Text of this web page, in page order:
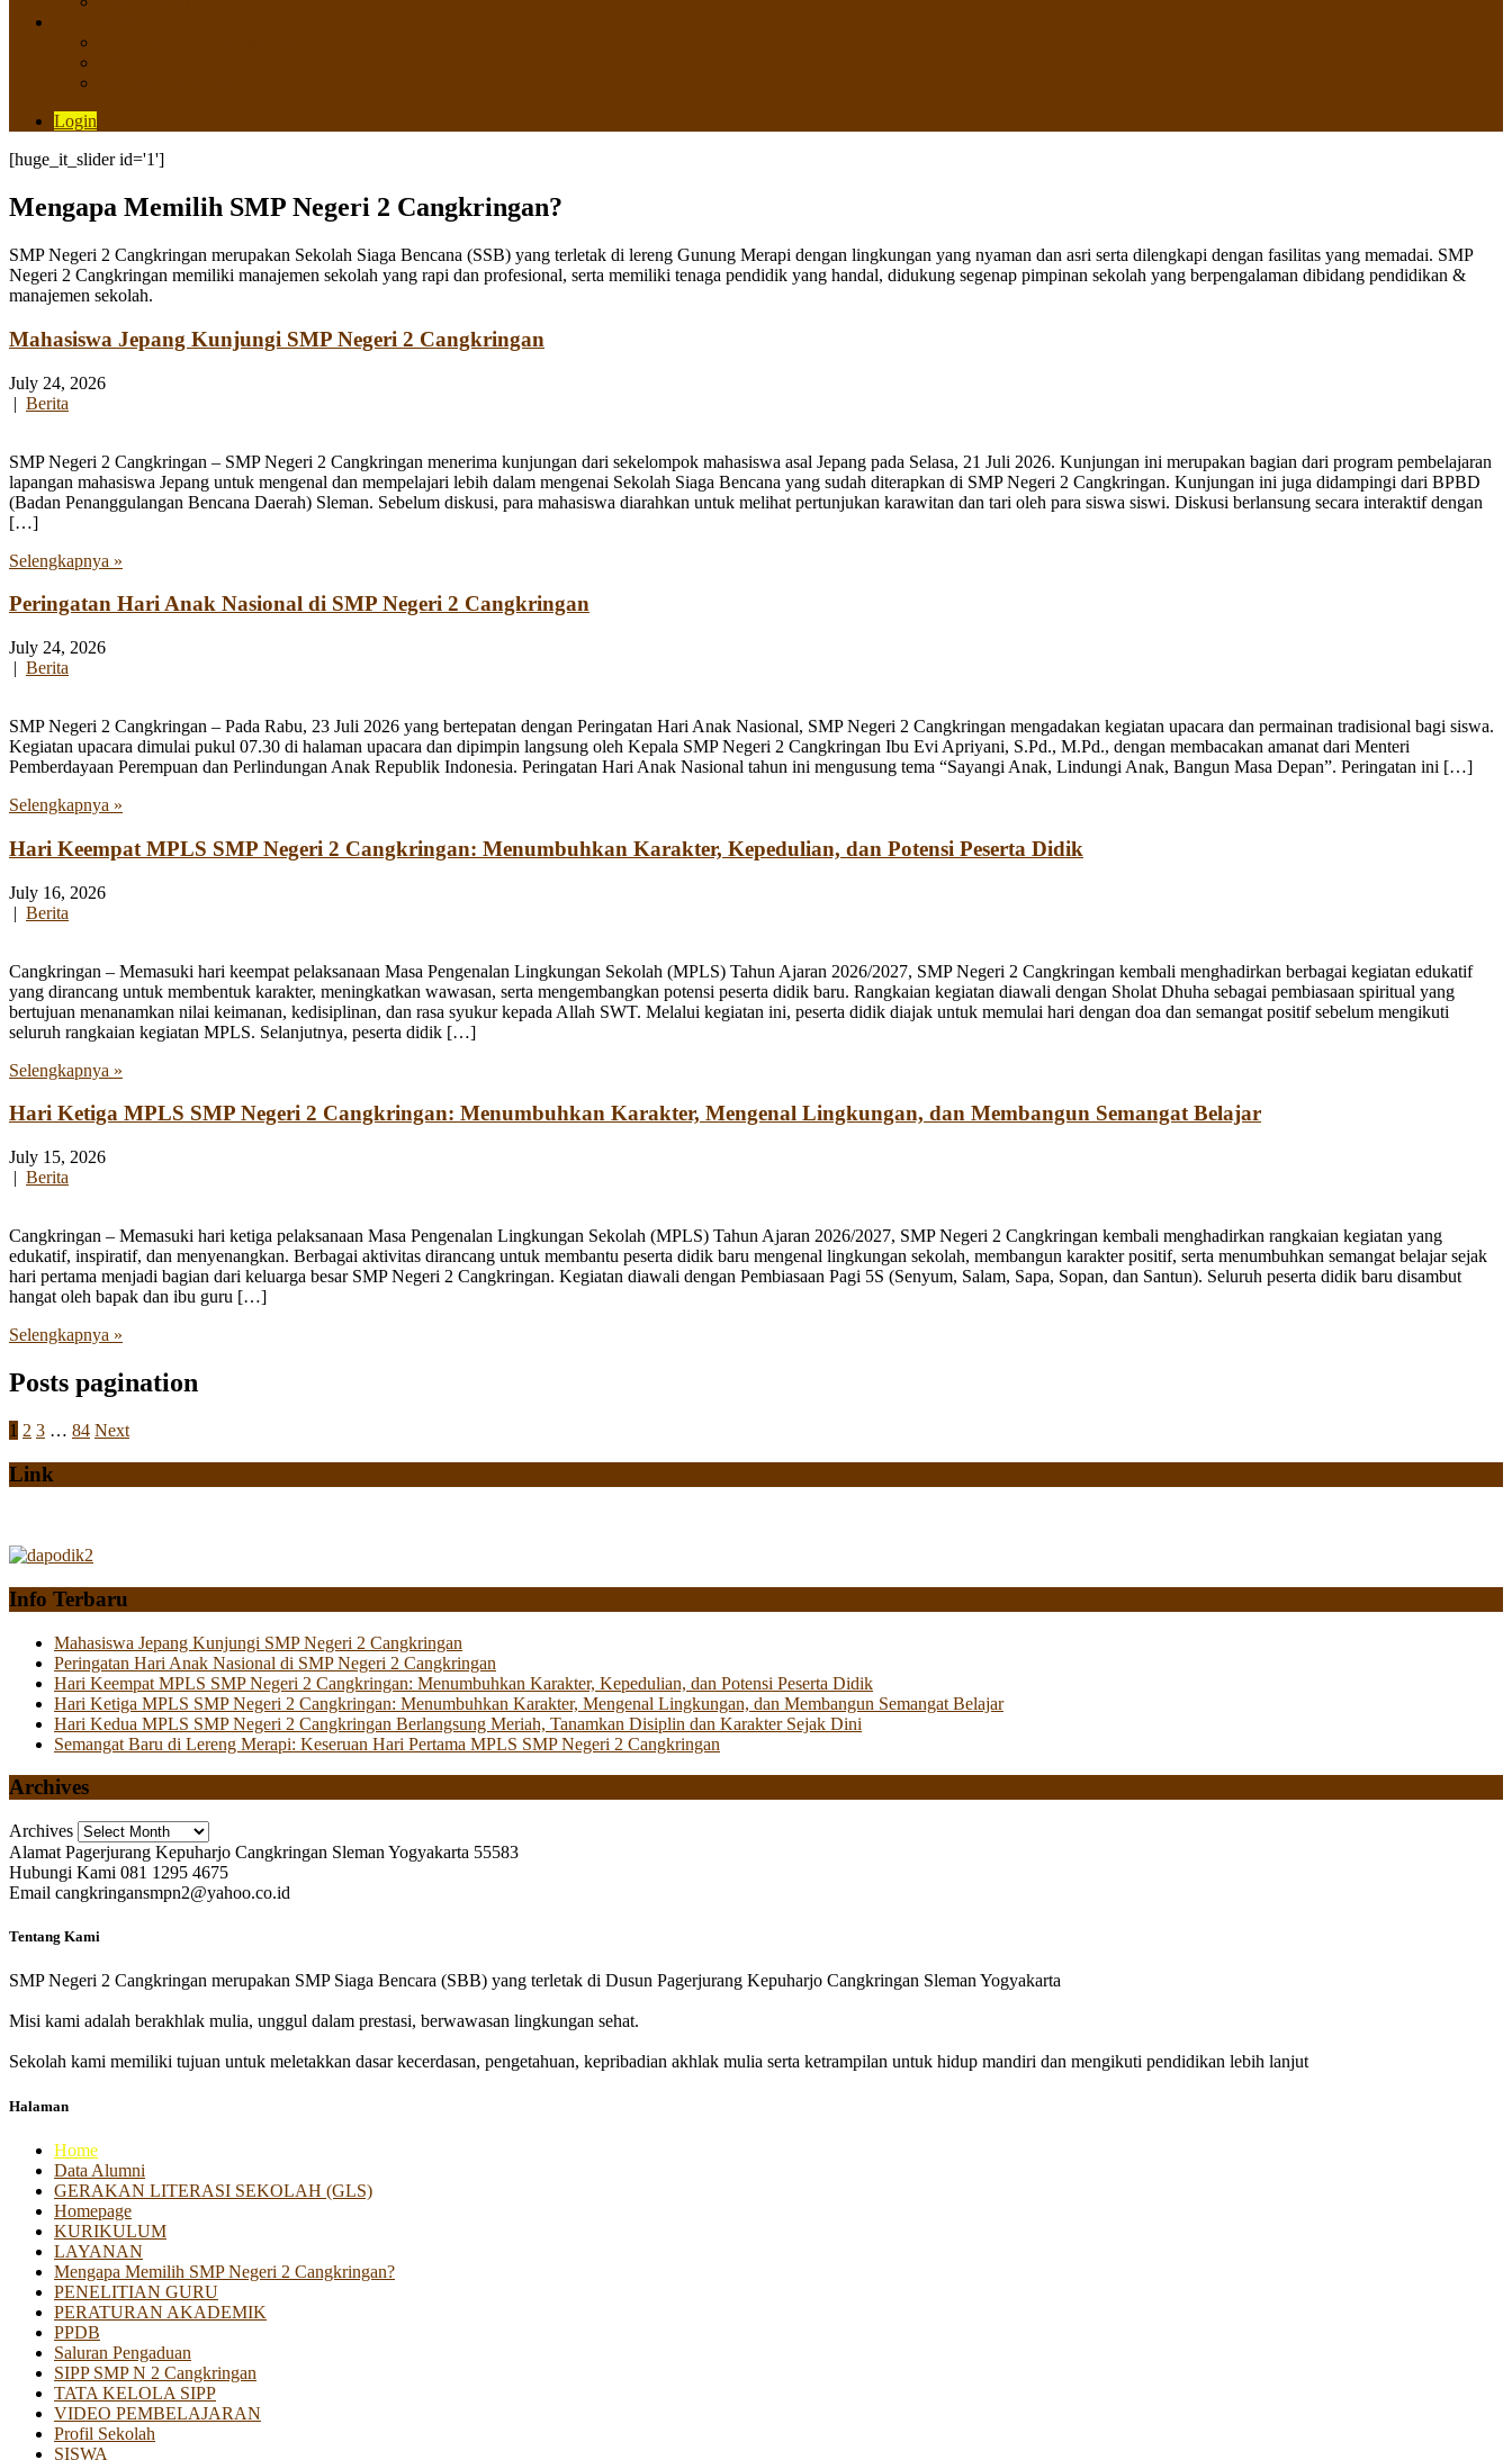
Login
[huge_it_slider id='1']
Mengapa Memilih SMP Negeri 2 Cangkringan?
SMP Negeri 2 Cangkringan merupakan Sekolah Siaga Bencana (SSB) yang terletak di lereng Gunung Merapi dengan lingkungan yang nyaman dan asri serta dilengkapi dengan fasilitas yang memadai. SMP
Negeri 2 Cangkringan memiliki manajemen sekolah yang rapi dan profesional, serta memiliki tenaga pendidik yang handal, didukung segenap pimpinan sekolah yang berpengalaman dibidang pendidikan &
manajemen sekolah.
Mahasiswa Jepang Kunjungi SMP Negeri 2 Cangkringan
July 24, 2026
| Berita
SMP Negeri 2 Cangkringan – SMP Negeri 2 Cangkringan menerima kunjungan dari sekelompok mahasiswa asal Jepang pada Selasa, 21 Juli 2026. Kunjungan ini merupakan bagian dari program pembelajaran
lapangan mahasiswa Jepang untuk mengenal dan mempelajari lebih dalam mengenai Sekolah Siaga Bencana yang sudah diterapkan di SMP Negeri 2 Cangkringan. Kunjungan ini juga didampingi dari BPBD
(Badan Penanggulangan Bencana Daerah) Sleman. Sebelum diskusi, para mahasiswa diarahkan untuk melihat pertunjukan karawitan dan tari oleh para siswa siswi. Diskusi berlansung secara interaktif dengan
[…]
Selengkapnya »
Peringatan Hari Anak Nasional di SMP Negeri 2 Cangkringan
July 24, 2026
| Berita
SMP Negeri 2 Cangkringan – Pada Rabu, 23 Juli 2026 yang bertepatan dengan Peringatan Hari Anak Nasional, SMP Negeri 2 Cangkringan mengadakan kegiatan upacara dan permainan tradisional bagi siswa.
Kegiatan upacara dimulai pukul 07.30 di halaman upacara dan dipimpin langsung oleh Kepala SMP Negeri 2 Cangkringan Ibu Evi Apriyani, S.Pd., M.Pd., dengan membacakan amanat dari Menteri
Pemberdayaan Perempuan dan Perlindungan Anak Republik Indonesia. Peringatan Hari Anak Nasional tahun ini mengusung tema “Sayangi Anak, Lindungi Anak, Bangun Masa Depan”. Peringatan ini […]
Selengkapnya »
Hari Keempat MPLS SMP Negeri 2 Cangkringan: Menumbuhkan Karakter, Kepedulian, dan Potensi Peserta Didik
July 16, 2026
| Berita
Cangkringan – Memasuki hari keempat pelaksanaan Masa Pengenalan Lingkungan Sekolah (MPLS) Tahun Ajaran 2026/2027, SMP Negeri 2 Cangkringan kembali menghadirkan berbagai kegiatan edukatif
yang dirancang untuk membentuk karakter, meningkatkan wawasan, serta mengembangkan potensi peserta didik baru. Rangkaian kegiatan diawali dengan Sholat Dhuha sebagai pembiasaan spiritual yang
bertujuan menanamkan nilai keimanan, kedisiplinan, dan rasa syukur kepada Allah SWT. Melalui kegiatan ini, peserta didik diajak untuk memulai hari dengan doa dan semangat positif sebelum mengikuti
seluruh rangkaian kegiatan MPLS. Selanjutnya, peserta didik […]
Selengkapnya »
Hari Ketiga MPLS SMP Negeri 2 Cangkringan: Menumbuhkan Karakter, Mengenal Lingkungan, dan Membangun Semangat Belajar
July 15, 2026
| Berita
Cangkringan – Memasuki hari ketiga pelaksanaan Masa Pengenalan Lingkungan Sekolah (MPLS) Tahun Ajaran 2026/2027, SMP Negeri 2 Cangkringan kembali menghadirkan rangkaian kegiatan yang
edukatif, inspiratif, dan menyenangkan. Berbagai aktivitas dirancang untuk membantu peserta didik baru mengenal lingkungan sekolah, membangun karakter positif, serta menumbuhkan semangat belajar sejak
hari pertama menjadi bagian dari keluarga besar SMP Negeri 2 Cangkringan. Kegiatan diawali dengan Pembiasaan Pagi 5S (Senyum, Salam, Sapa, Sopan, dan Santun). Seluruh peserta didik baru disambut
hangat oleh bapak dan ibu guru […]
Selengkapnya »
Posts pagination
1 2 3 … 84 Next
Link
Info Terbaru
Mahasiswa Jepang Kunjungi SMP Negeri 2 Cangkringan
Peringatan Hari Anak Nasional di SMP Negeri 2 Cangkringan
Hari Keempat MPLS SMP Negeri 2 Cangkringan: Menumbuhkan Karakter, Kepedulian, dan Potensi Peserta Didik
Hari Ketiga MPLS SMP Negeri 2 Cangkringan: Menumbuhkan Karakter, Mengenal Lingkungan, dan Membangun Semangat Belajar
Hari Kedua MPLS SMP Negeri 2 Cangkringan Berlangsung Meriah, Tanamkan Disiplin dan Karakter Sejak Dini
Semangat Baru di Lereng Merapi: Keseruan Hari Pertama MPLS SMP Negeri 2 Cangkringan
Archives
Archives
Alamat Pagerjurang Kepuharjo Cangkringan Sleman Yogyakarta 55583
Hubungi Kami 081 1295 4675
Email cangkringansmpn2@yahoo.co.id
Tentang Kami
SMP Negeri 2 Cangkringan merupakan SMP Siaga Bencara (SBB) yang terletak di Dusun Pagerjurang Kepuharjo Cangkringan Sleman Yogyakarta
Misi kami adalah berakhlak mulia, unggul dalam prestasi, berwawasan lingkungan sehat.
Sekolah kami memiliki tujuan untuk meletakkan dasar kecerdasan, pengetahuan, kepribadian akhlak mulia serta ketrampilan untuk hidup mandiri dan mengikuti pendidikan lebih lanjut
Halaman
Home
Data Alumni
GERAKAN LITERASI SEKOLAH (GLS)
Homepage
KURIKULUM
LAYANAN
Mengapa Memilih SMP Negeri 2 Cangkringan?
PENELITIAN GURU
PERATURAN AKADEMIK
PPDB
Saluran Pengaduan
SIPP SMP N 2 Cangkringan
TATA KELOLA SIPP
VIDEO PEMBELAJARAN
Profil Sekolah
SISWA